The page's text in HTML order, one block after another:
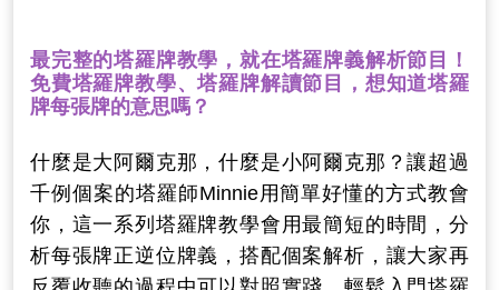
最完整的塔羅牌教學，就在塔羅牌義解析節目！
免費塔羅牌教學、塔羅牌解讀節目，想知道塔羅
牌每張牌的意思嗎？
什麼是大阿爾克那，什麼是小阿爾克那？讓超過
千例個案的塔羅師Minnie用簡單好懂的方式教會
你，這一系列塔羅牌教學會用最簡短的時間，分
析每張牌正逆位牌義，搭配個案解析，讓大家再